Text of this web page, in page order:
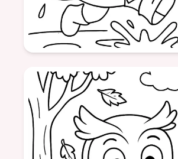
raton laveur pluie veste animaux